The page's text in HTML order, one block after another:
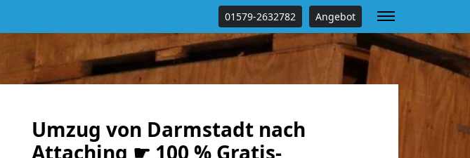
01579-2632782 Angebot
Umzug von Darmstadt nach
Attaching ☛ 100 % Gratis-